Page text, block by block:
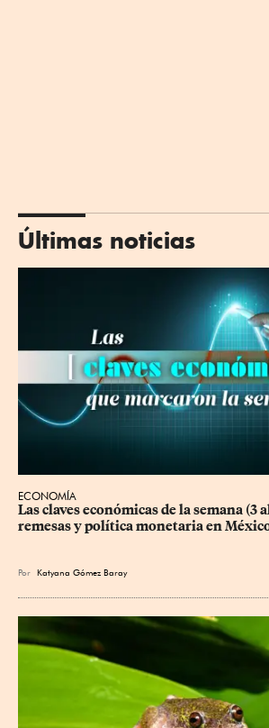
Últimas noticias
ECONOMÍA
Las claves económicas de la semana (3
remesas y política monetaria en
Por Katyana Gómez Baray